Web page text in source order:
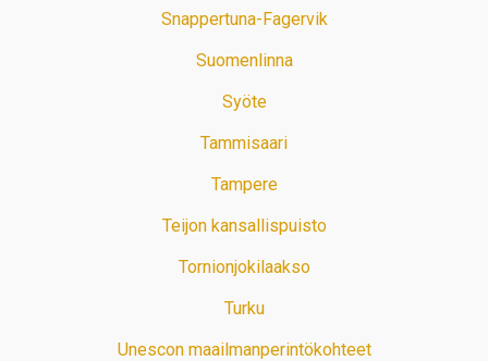
Snappertuna-Fagervik
Suomenlinna
Syöte
Tammisaari
Tampere
Teijon kansallispuisto
Tornionjokilaakso
Turku
Unescon maailmanperintökohteet